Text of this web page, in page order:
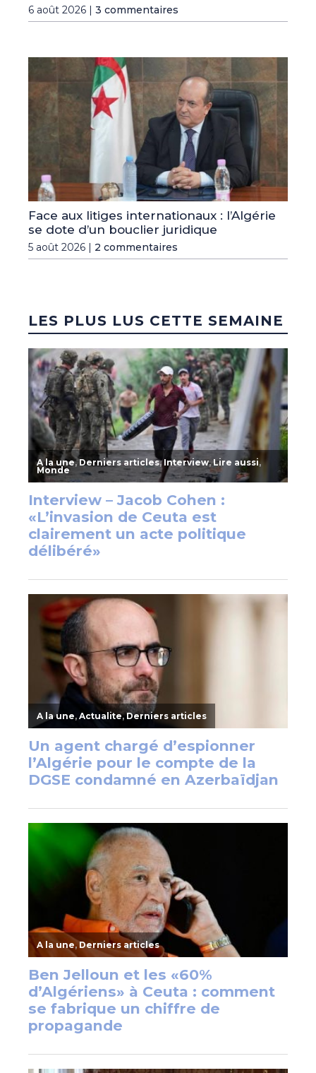
6 août 2026 | 3 commentaires
Face aux litiges internationaux : l’Algérie
se dote d’un bouclier juridique
5 août 2026 | 2 commentaires
LES PLUS LUS CETTE SEMAINE